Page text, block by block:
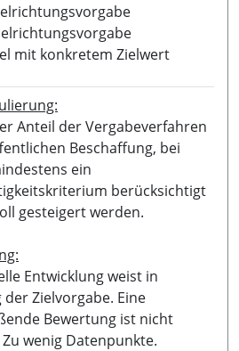
mit konkretem Zielwert
Anteil der Vergabeverfahren
Beschaffung, bei
ein
berücksichtigt
gesteigert werden.
Entwicklung weist in
der Zielvorgabe. Eine
Bewertung ist nicht
wenig Datenpunkte.